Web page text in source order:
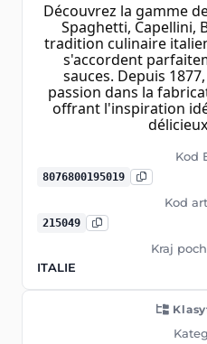
Découvrez la gamme
Spaghetti, Capellini,
tradition culinaire
s'accordent
sauces. Depuis
passion dans la
offrant l'inspiration
Kod
8076800195019
Kod
215049
Kraj
ITALIE